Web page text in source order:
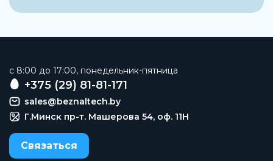
c 8:00 до 17:00, понедельник-пятница
+375 (29) 81-81-171
sales@beznaltech.by
Г.Минск пр-т. Машерова 54, оф. 11H
Связаться